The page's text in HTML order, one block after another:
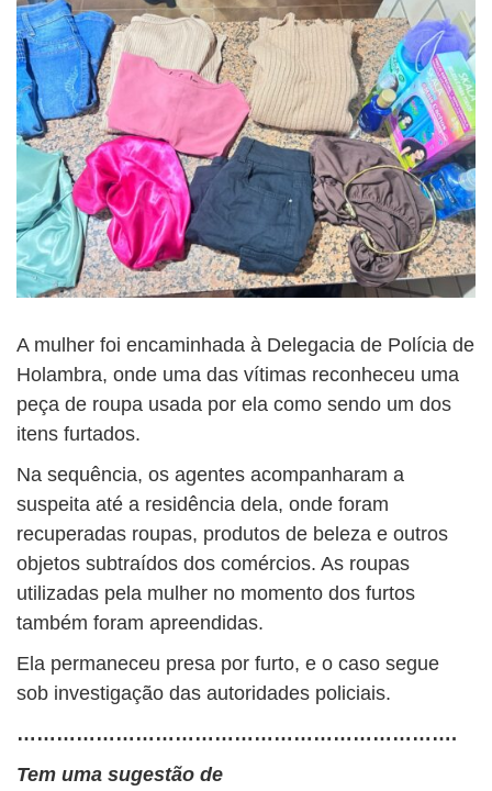
A mulher foi encaminhada à Delegacia de Polícia de
Holambra, onde uma das vítimas reconheceu uma
peça de roupa usada por ela como sendo um dos
itens furtados.
Na sequência, os agentes acompanharam a
suspeita até a residência dela, onde foram
recuperadas roupas, produtos de beleza e outros
objetos subtraídos dos comércios. As roupas
utilizadas pela mulher no momento dos furtos
também foram apreendidas.
Ela permaneceu presa por furto, e o caso segue
sob investigação das autoridades policiais.
………………………………………………………….
Tem uma sugestão de